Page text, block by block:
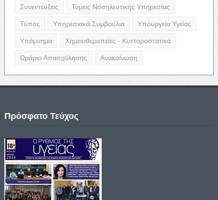
Συνεντεύξεις Τομείς Νοσηλευτικής Υπηρεσίας
Τύπος Υπηρεσιακά Συμβούλια Υπουργείο Υγείας
Υπόμνημα Χημειοθεραπείες - Κυτταροστατικά
Ωράριο Απασχόλησης Ανακοίνωση
Πρόσφατο Τεύχος